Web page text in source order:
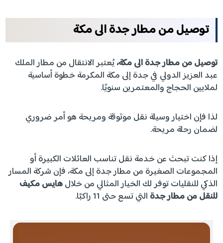
توصيل من مطار جدة الى مكة
توصيل من مطار جدة الى مكة،يُعتبر الانتقال من مطار الملك
عبد العزيز الدولي في جدة إلى مكة المكرمة خطوة أساسية
لملايين الحجاج والمعتمرين سنويًا.
لذا فإن اختيار وسيلة نقل موثوقة ومريحة هو أمر ضروري
لضمان رحلة مريحة.
إذا كنت تبحث عن خدمة نقل تناسب العائلات الكبيرة أو
المجموعات الصغيرة من مطار جدة إلى مكة، فإن شركة المسار
الذكي للنقليات توفر لك الخيار المثالي من خلالهايس مكيف
للنقل من مطار جدة التي تسع حتى 11 راكبًا.